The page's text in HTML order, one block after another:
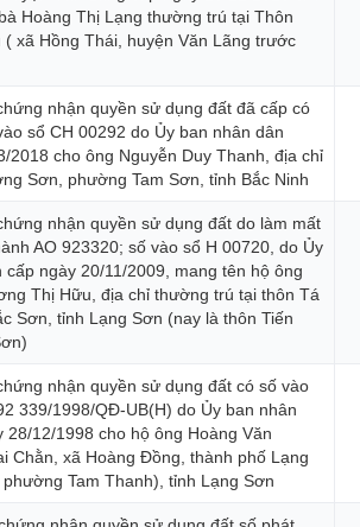
Hoàng Thị Lạng thường trú tại Thôn
( xã Hồng Thái, huyện Văn Lãng trước
nhận quyền sử dụng đất đã cấp có
sổ CH 00292 do Ủy ban nhân dân
2018 cho ông Nguyễn Duy Thanh, địa chỉ
Sơn, phường Tam Sơn, tỉnh Bắc Ninh
nhận quyền sử dụng đất do làm mất
AO 923320; số vào sổ H 00720, do Ủy
ngày 20/11/2009, mang tên hộ ông
Thị Hữu, địa chỉ thường trú tại thôn Tá
Sơn, tỉnh Lạng Sơn (nay là thôn Tiến
nhận quyền sử dụng đất có số vào
339/1998/QĐ-UB(H) do Ủy ban nhân
12/1998 cho hộ ông Hoàng Văn
Chằn, xã Hoàng Đồng, thành phố Lạng
Tam Thanh), tỉnh Lạng Sơn